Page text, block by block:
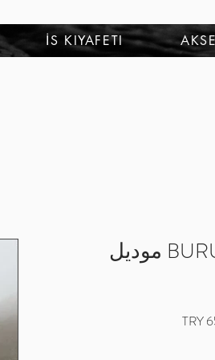
İS KIYAFETI
سترة BURUTEKIN موديل
سعر